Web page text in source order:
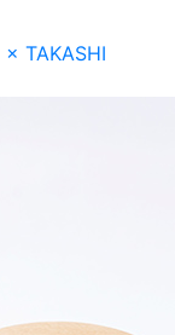
× TAKASHI